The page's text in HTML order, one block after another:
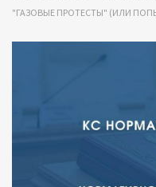
"ГАЗОВЫЕ ПРОТЕСТЫ" (ИЛИ